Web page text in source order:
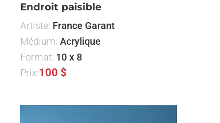
Endroit paisible
Artiste: France Garant
Médium: Acrylique
Format: 10 x 8
Prix:100 $